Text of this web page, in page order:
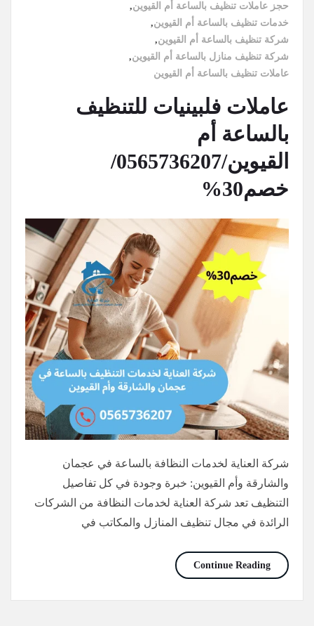
حجز عاملات تنظيف بالساعة أم القيوين,
خدمات تنظيف بالساعة أم القيوين,
شركة تنظيف بالساعة أم القيوين,
شركة تنظيف منازل بالساعة أم القيوين,
عاملات تنظيف بالساعة أم القيوين
عاملات فلبينيات للتنظيف
بالساعة أم
القيوين/0565736207/
خصم30%
شركة العناية لخدمات النظافة بالساعة في عجمان
والشارقة وأم القيوين: خبرة وجودة في كل تفاصيل
التنظيف تعد شركة العناية لخدمات النظافة من الشركات
الرائدة في مجال تنظيف المنازل والمكاتب في
Continue Readingعاملات فلبينيات للتنظيف بالساعة أم القيوين/0565736207/خصم30%